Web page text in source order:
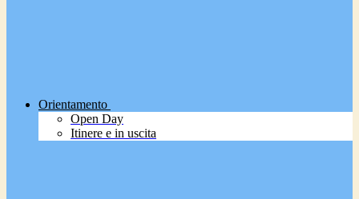
Orientamento
Open Day
Itinere e in uscita